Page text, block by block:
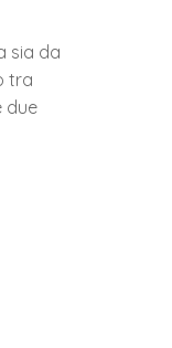
sia da
tra
due